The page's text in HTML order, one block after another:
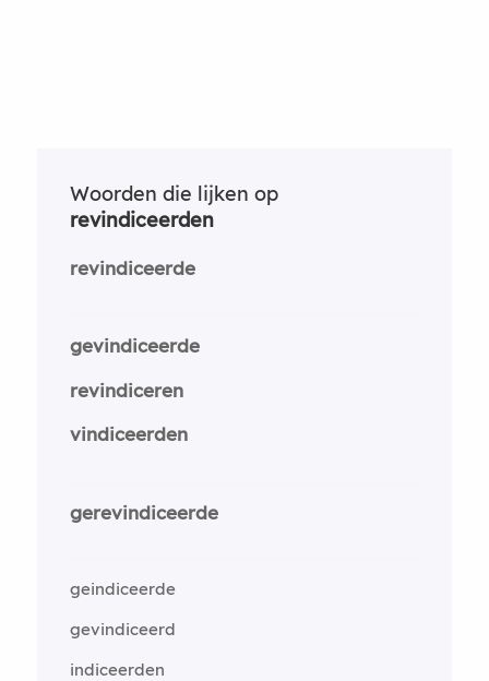
Woorden die lijken op
revindiceerden
revindiceerde
gevindiceerde
revindiceren
vindiceerden
gerevindiceerde
geindiceerde
gevindiceerd
indiceerden